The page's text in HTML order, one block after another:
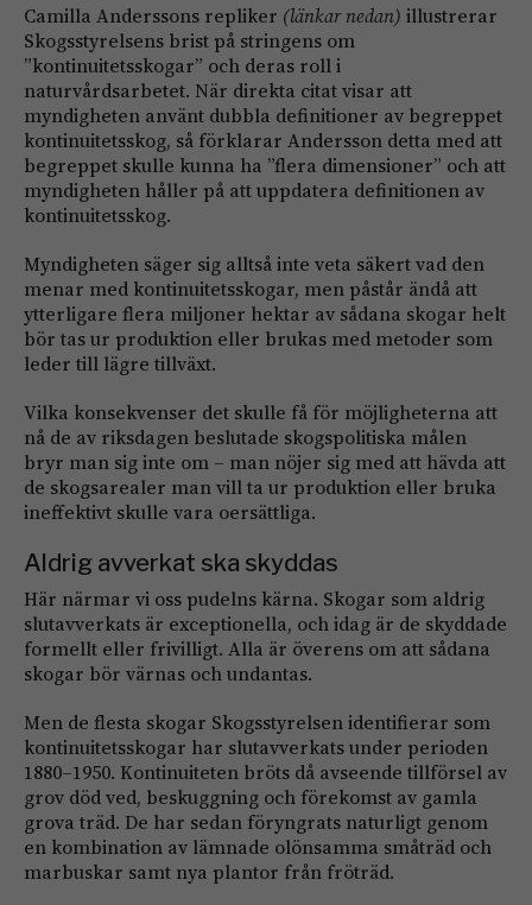
Camilla Anderssons repliker (länkar nedan) illustrerar
Skogsstyrelsens brist på stringens om
”kontinuitetsskogar” och deras roll i
naturvårdsarbetet. När direkta citat visar att
myndigheten använt dubbla definitioner av begreppet
kontinuitetsskog, så förklarar Andersson detta med att
begreppet skulle kunna ha ”flera dimensioner” och att
myndigheten håller på att uppdatera definitionen av
kontinuitetsskog.
Myndigheten säger sig alltså inte veta säkert vad den
menar med kontinuitetsskogar, men påstår ändå att
ytterligare flera miljoner hektar av sådana skogar helt
bör tas ur produktion eller brukas med metoder som
leder till lägre tillväxt.
Vilka konsekvenser det skulle få för möjligheterna att
nå de av riksdagen beslutade skogspolitiska målen
bryr man sig inte om – man nöjer sig med att hävda att
de skogsarealer man vill ta ur produktion eller bruka
ineffektivt skulle vara oersättliga.
Aldrig avverkat ska skyddas
Här närmar vi oss pudelns kärna. Skogar som aldrig
slutavverkats är exceptionella, och idag är de skyddade
formellt eller frivilligt. Alla är överens om att sådana
skogar bör värnas och undantas.
Men de flesta skogar Skogsstyrelsen identifierar som
kontinuitetsskogar har slutavverkats under perioden
1880–1950. Kontinuiteten bröts då avseende tillförsel av
grov död ved, beskuggning och förekomst av gamla
grova träd. De har sedan föryngrats naturligt genom
en kombination av lämnade olönsamma småträd och
marbuskar samt nya plantor från fröträd.